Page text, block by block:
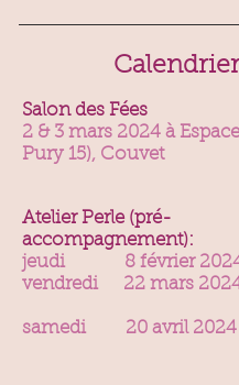
Calendrier
Salon des Fées
2 & 3 mars 2024 à
Pury 15), Couvet
Atelier Perle (pré-
accompagnement):
jeudi
8 février
vendredi 22 mars
samedi 20 avril 2024